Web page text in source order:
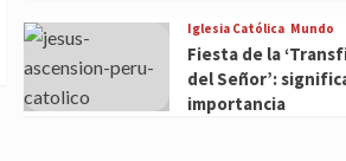
Iglesia Católica Mundo
Fiesta de la
del Señor’:
importancia